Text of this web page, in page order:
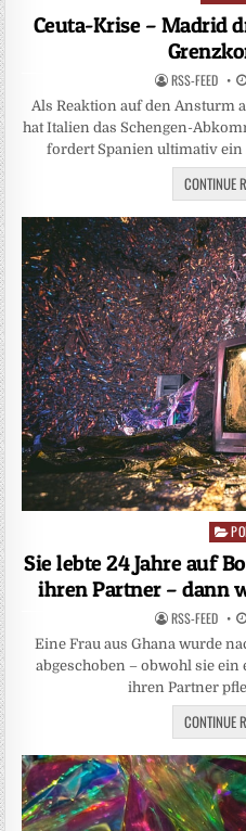
in
Ceuta-Krise – Madrid
RSS-FEED
Als Reaktion auf den Ansturm
hat Italien das Schengen-
fordert Spanien ultimativ
CONTINUE
in
Sie lebte 24 Jahre auf
ihren Partner – dann
RSS-FEED
Eine Frau aus Ghana wurde
abgeschoben – obwohl sie
ihren Partner
CONTINUE